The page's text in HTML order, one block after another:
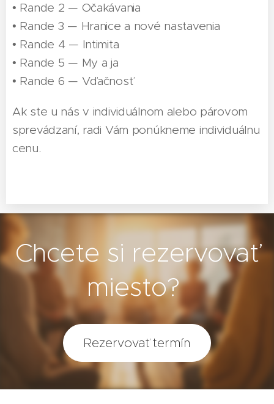
• Rande 2 — Očakávania
• Rande 3 — Hranice a nové nastavenia
• Rande 4 — Intimita
• Rande 5 — My a ja
• Rande 6 — Vďačnosť
Ak ste u nás v individuálnom alebo párovom
sprevádzaní, radi Vám ponúkneme individuálnu
cenu.
Chcete si rezervovať
miesto?
Rezervovať termín